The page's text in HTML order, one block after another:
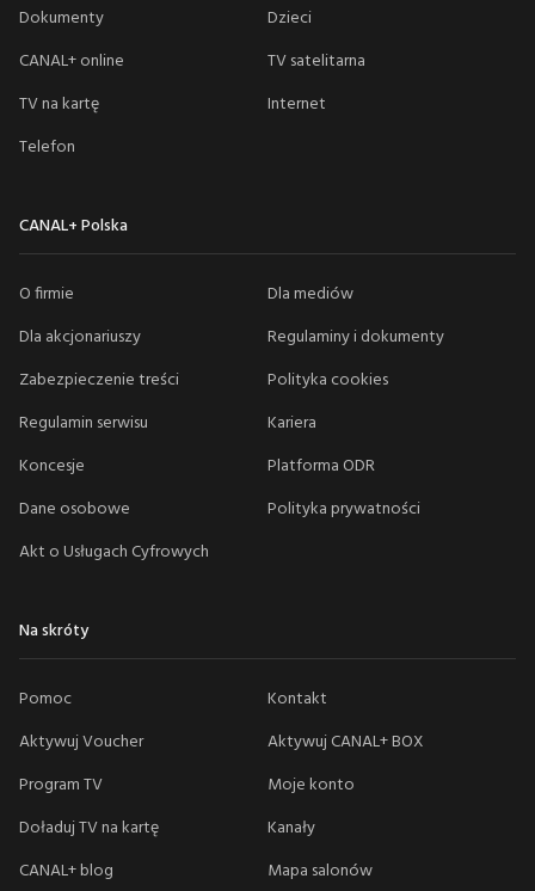
Dokumenty
Dzieci
CANAL+ online
TV satelitarna
TV na kartę
Internet
Telefon
CANAL+ Polska
O firmie
Dla mediów
Dla akcjonariuszy
Regulaminy i dokumenty
Zabezpieczenie treści
Polityka cookies
Regulamin serwisu
Kariera
Koncesje
Platforma ODR
Dane osobowe
Polityka prywatności
Akt o Usługach Cyfrowych
Na skróty
Pomoc
Kontakt
Aktywuj Voucher
Aktywuj CANAL+ BOX
Program TV
Moje konto
Doładuj TV na kartę
Kanały
CANAL+ blog
Mapa salonów